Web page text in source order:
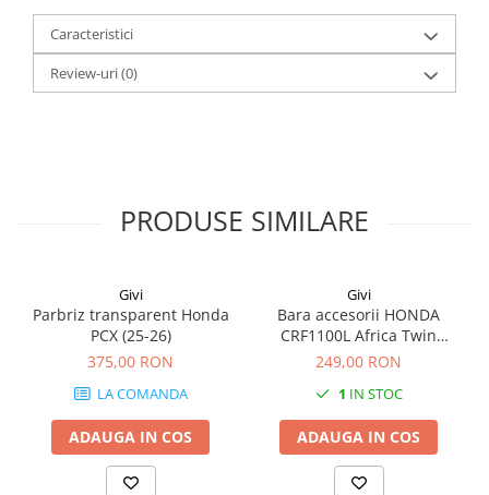
Caracteristici
Review-uri(0)
PRODUSE SIMILARE
Givi
Parbriz transparent Honda
PCX (25-26)
375,00 RON
LA COMANDA
ADAUGA IN COS
Givi
Bara accesorii HONDA
CRF1100L Africa Twin
Adventure Sports (20 - 23)
Adventure Sports (24)
CRF1100L AFRICA TWIN (24)
CRF1100L Africa Twin (20 -
23)
249,00 RON
1 IN STOC
ADAUGA IN COS